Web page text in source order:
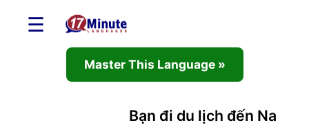
☰
Master This Language »
Bạn đi du lịch đến Na